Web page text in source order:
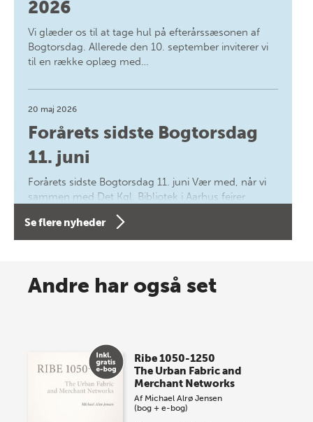
2026
Vi glæder os til at tage hul på efterårssæsonen af
Bogtorsdag. Allerede den 10. september inviterer vi
til en række oplæg med…
20 maj 2026
Forårets sidste Bogtorsdag
11. juni
Forårets sidste Bogtorsdag 11. juni Vær med, når vi
sammen med Det Kgl. Bibliotek i Aarhus fejrer
forfatterne bag vores nyes…
Spar op til 70% til sommer-
store sommer-lagersalg, så sæt kryds i kalenderen
onsdag den 10. j…
Se flere nyheder
Andre har også set
Ribe 1050-1250
The Urban Fabric and
Merchant Networks
Af Michael Alrø Jensen
(bog + e-bog)